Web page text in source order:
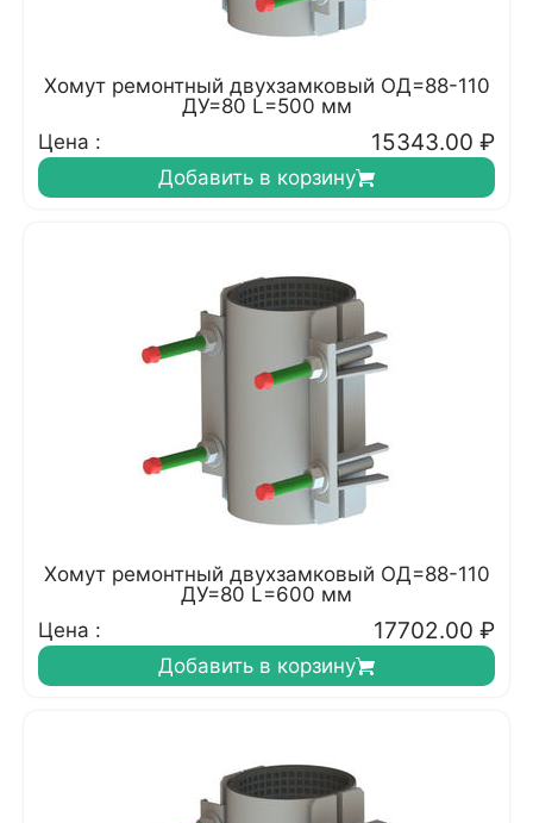
Хомут ремонтный двухзамковый ОД=88-110
ДУ=80 L=500 мм
Цена :
15343.00 ₽
Добавить в корзину
Хомут ремонтный двухзамковый ОД=88-110
ДУ=80 L=600 мм
Цена :
17702.00 ₽
Добавить в корзину